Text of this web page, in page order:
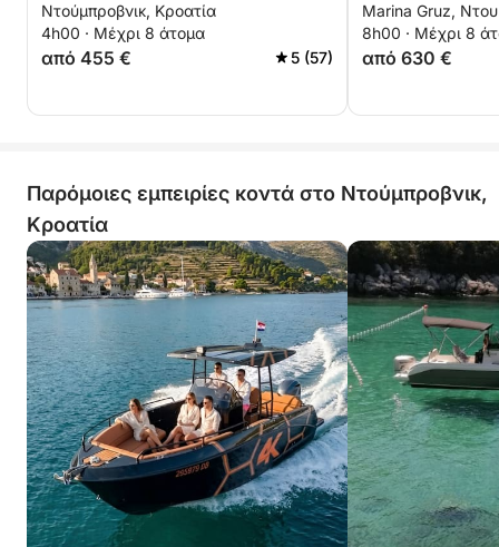
μηχανοκίνητο σκάφος για 4
ώρες
Ντούμπροβνικ, Κροατία
4h00 · Μέχρι 8 άτομα
από 455 € 5 (57)
Ντουμπρόβνικ
Marina Gruz,
8h00 · Μέχρι 8
από 630 €
Παρόμοιες εμπειρίες κοντά στο Ντούμπροβνικ,
Κροατία